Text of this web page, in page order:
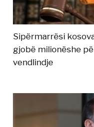
Sipërmarrësi
gjobë milionëshe
vendlindje